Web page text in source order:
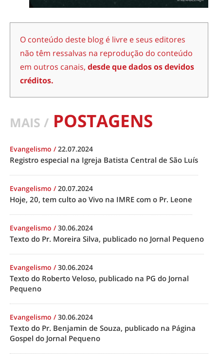
O conteúdo deste blog é livre e seus editores
não têm ressalvas na reprodução do conteúdo
em outros canais, desde que dados os devidos
créditos.
MAIS / POSTAGENS
Evangelismo /22.07.2024
Registro especial na Igreja Batista Central de São Luís
Evangelismo /20.07.2024
Hoje, 20, tem culto ao Vivo na IMRE com o Pr. Leone
Evangelismo /30.06.2024
Texto do Pr. Moreira Silva, publicado no Jornal Pequeno
Evangelismo /30.06.2024
Texto do Roberto Veloso, publicado na PG do Jornal
Pequeno
Evangelismo /30.06.2024
Texto do Pr. Benjamin de Souza, publicado na Página
Gospel do Jornal Pequeno